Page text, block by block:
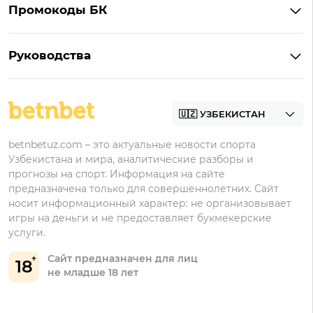
Мостбет
Бонусы 1xBet
Промокоды БК
Промокоды 1win
Промокоды Pin-Up
Руководства
Регистрация в Мелбет
Регистрация в 1win
Регистрация в Мостбет
18
Сайт предназначен для лиц
не младше 18 лет
betnbetuz.com – это актуальные новости спорта
Узбекистана и мира, аналитические разборы и
прогнозы на спорт. Информация на сайте
предназначена только для совершеннолетних. Сайт
носит информационный характер: не организовывает
игры на деньги и не предоставляет букмекерские
услуги.